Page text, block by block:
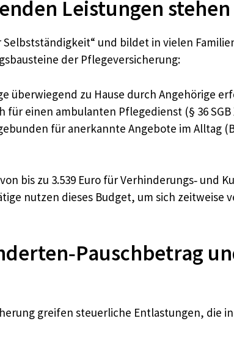
Leistungen
und bildet in vielen
der Pflegeversicherung:
überwiegend zu Hause durch Angehörige
für einen ambulanten Pflegedienst (§ 36 SGB
für anerkannte Angebote im Alltag
bis zu 3.539 Euro für Verhinderungs‑ und
nutzen dieses Budget, um sich zeitweise
greifen steuerliche Entlastungen, die